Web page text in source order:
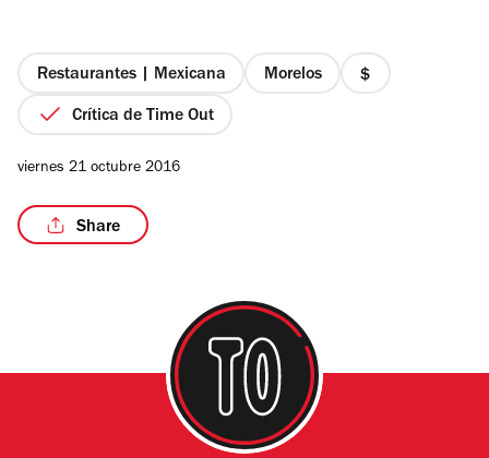
estrellas
Restaurantes | Mexicana Morelos
precio
Crítica de Time Out
viernes 21 octubre 2016
Share